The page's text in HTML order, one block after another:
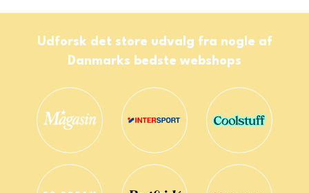
Udforsk det store udvalg fra nogle af
Danmarks bedste webshops